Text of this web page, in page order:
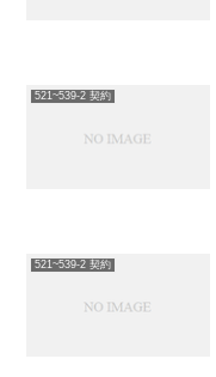
521~539-2 契約
521~539-2 契約